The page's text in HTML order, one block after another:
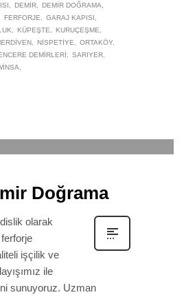
DEMIR
DEMIR DOĞRAMA
FERFORJE
GARAJ KAPISI
KÜPEŞTE
KURUÇEŞME
NISPETIYE
ORTAKÖY
DEMIRLERI
SARIYER
Doğrama
olarak
işçilik ve
ile
sunuyoruz. Uzman